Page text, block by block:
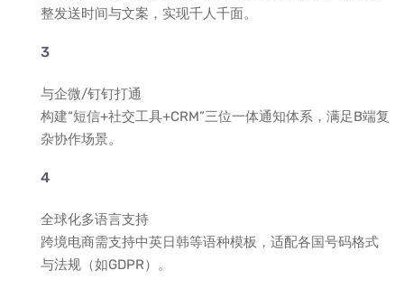
整发送时间与文案，实现千人千面。
与企微/钉钉打通
构建“短信+社交工具+CRM”三位一体通知体系，满足B端复
杂协作场景。
全球化多语言支持
跨境电商需支持中英日韩等语种模板，适配各国号码格式
与法规（如GDPR）。